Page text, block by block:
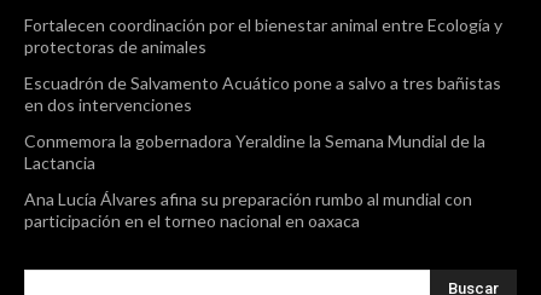
Fortalecen coordinación por el bienestar animal entre Ecología y
protectoras de animales
Escuadrón de Salvamento Acuático pone a salvo a tres bañistas
en dos intervenciones
Conmemora la gobernadora Yeraldine la Semana Mundial de la
Lactancia
Ana Lucía Álvares afina su preparación rumbo al mundial con
participación en el torneo nacional en oaxaca
Buscar